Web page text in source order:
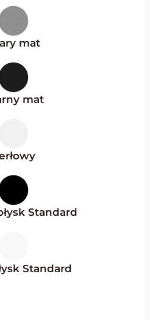
mat
mat
Standard
Standard